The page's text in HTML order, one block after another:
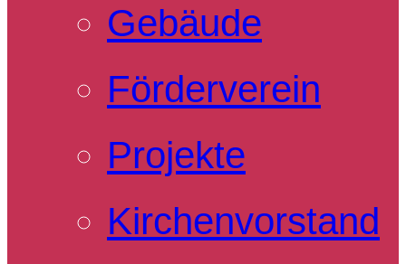
Gebäude
Förderverein
Projekte
Kirchenvorstand